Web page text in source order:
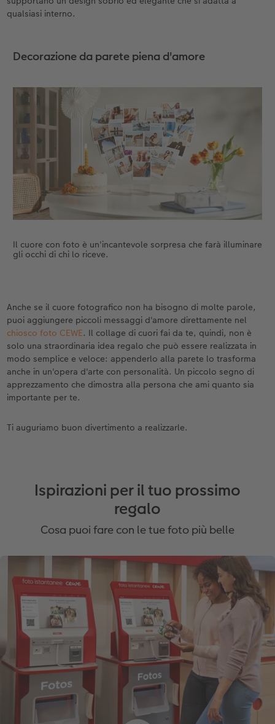
qualsiasi interno.
Decorazione da parete piena d'amore
Il cuore con foto è un'incantevole sorpresa che farà illuminare
gli occhi di chi lo riceve.
Anche se il cuore fotografico non ha bisogno di molte parole,
puoi aggiungere piccoli messaggi d'amore direttamente nel
chiosco foto CEWE. Il collage di cuori fai da te, quindi, non è
solo una straordinaria idea regalo che può essere realizzata in
modo semplice e veloce: appenderlo alla parete lo trasforma
anche in un'opera d'arte con personalità. Un piccolo segno di
apprezzamento che dimostra alla persona che ami quanto sia
importante per te.
Ti auguriamo buon divertimento a realizzarle.
Ispirazioni per il tuo prossimo
regalo
Cosa puoi fare con le tue foto più belle